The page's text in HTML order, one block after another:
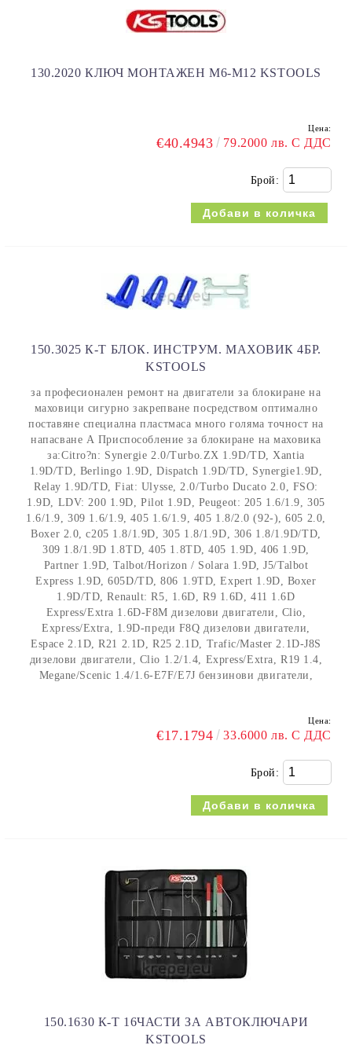
130.2020 КЛЮЧ МОНТАЖЕН М6-М12 KSTOOLS
Цена:
€40.4943 79.2000 лв. С ДДС
Брой:
150.3025 К-Т БЛОК. ИНСТРУМ. МАХОВИК 4БР.
KSTOOLS
за професионален ремонт на двигатели за блокиране на
маховици сигурно закрепване посредством оптимално
поставяне специална пластмаса много голяма точност на
напасване А Приспособление за блокиране на маховика
за:Citro?n: Synergie 2.0/Turbo.ZX 1.9D/TD, Xantia
1.9D/TD, Berlingo 1.9D, Dispatch 1.9D/TD, Synergie1.9D,
Relay 1.9D/TD, Fiat: Ulysse, 2.0/Turbo Ducato 2.0, FSO:
1.9D, LDV: 200 1.9D, Pilot 1.9D, Peugeot: 205 1.6/1.9, 305
1.6/1.9, 309 1.6/1.9, 405 1.6/1.9, 405 1.8/2.0 (92-), 605 2.0,
Boxer 2.0, c205 1.8/1.9D, 305 1.8/1.9D, 306 1.8/1.9D/TD,
309 1.8/1.9D 1.8TD, 405 1.8TD, 405 1.9D, 406 1.9D,
Partner 1.9D, Talbot/Horizon / Solara 1.9D, J5/Talbot
Express 1.9D, 605D/TD, 806 1.9TD, Expert 1.9D, Boxer
1.9D/TD, Renault: R5, 1.6D, R9 1.6D, 411 1.6D
Express/Extra 1.6D-F8M дизелови двигатели, Clio,
Express/Extra, 1.9D-преди F8Q дизелови двигатели,
Espace 2.1D, R21 2.1D, R25 2.1D, Trafic/Master 2.1D-J8S
дизелови двигатели, Clio 1.2/1.4, Express/Extra, R19 1.4,
Megane/Scenic 1.4/1.6-E7F/E7J бензинови двигатели,
Цена:
€17.1794 33.6000 лв. С ДДС
Брой:
150.1630 К-Т 16ЧАСТИ ЗА АВТОКЛЮЧАРИ
KSTOOLS